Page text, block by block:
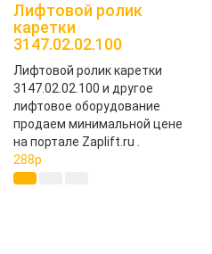
Лифтовой ролик
каретки
3147.02.02.100
Лифтовой ролик каретки
3147.02.02.100 и другое
лифтовое оборудование
продаем минимальной цене
на портале Zaplift.ru .
288p